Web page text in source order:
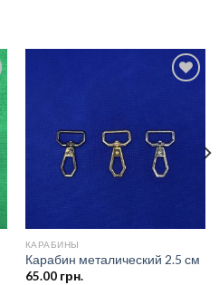
КАРАБИНЫ
Карабин металический 2.5 см
65.00грн.